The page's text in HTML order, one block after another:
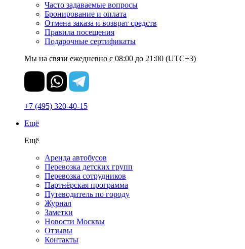
Часто задаваемые вопросы
Бронирование и оплата
Отмена заказа и возврат средств
Правила посещения
Подарочные сертификаты
Мы на связи ежедневно с 08:00 до 21:00 (UTC+3)
+7 (495) 320-40-15
Ещё
Ещё
Аренда автобусов
Перевозка детских групп
Перевозка сотрудников
Партнёрская программа
Путеводитель по городу
Журнал
Заметки
Новости Москвы
Отзывы
Контакты